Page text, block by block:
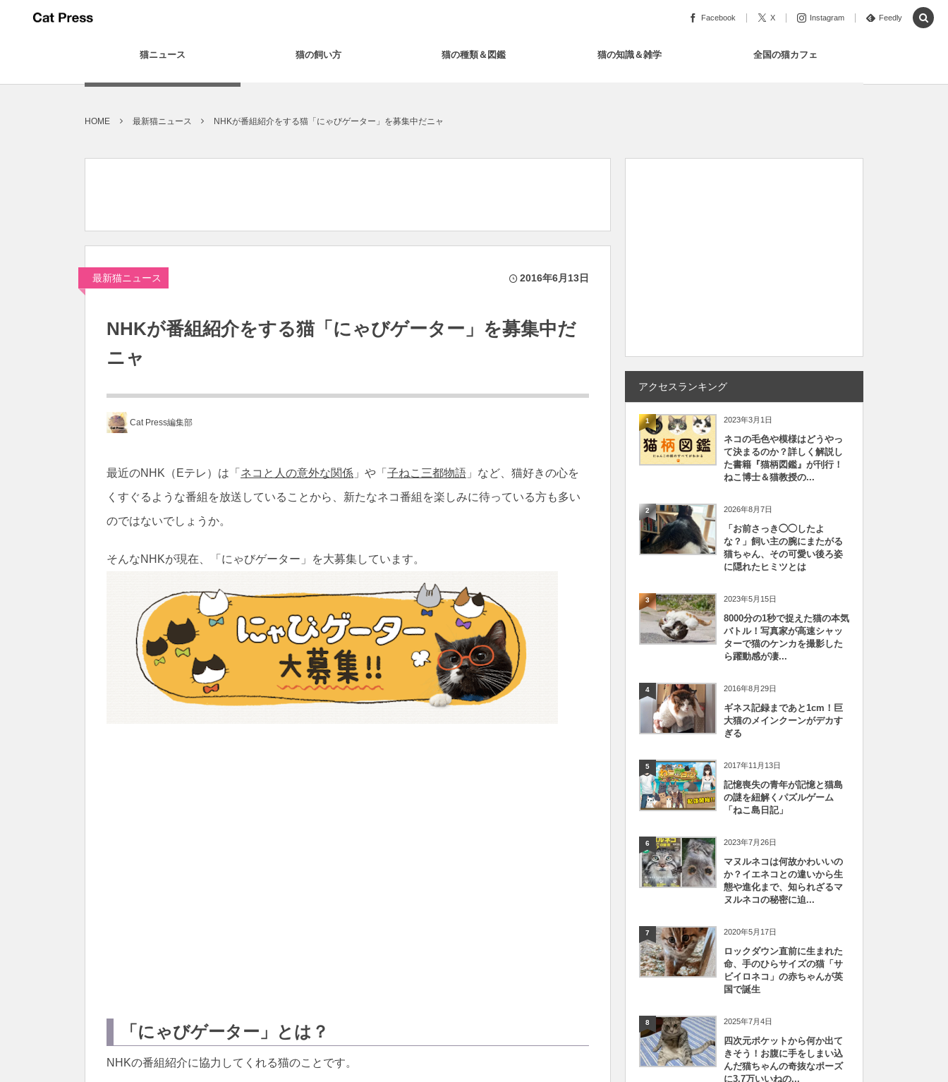
Facebook X Instagram Feedly
猫ニュース 猫の飼い方 猫の種類＆図鑑 猫の知識＆雑学 全国の猫カフェ
HOME 最新猫ニュース NHKが番組紹介をする猫「にゃびゲーター」を募集中だニャ
最新猫ニュース 2016年6月13日
NHKが番組紹介をする猫「にゃびゲーター」を募集中だ
ニャ
Cat Press編集部
最近のNHK（Eテレ）は「 ネコと人の意外な関係 」や「 子ねこ三都物語 」など、猫好きの心を
くすぐるような番組を放送していることから、新たなネコ番組を楽しみに待っている方も多い
のではないでしょうか。
そんなNHKが現在、「にゃびゲーター」を大募集しています。
「にゃびゲーター」とは？
NHKの番組紹介に協力してくれる猫のことです。
アクセスランキング
1 2023年3月1日
ネコの毛色や模様はどうやっ
て決まるのか？詳しく解説し
た書籍『猫柄図鑑』が刊行！
ねこ博士＆猫教授の...
2 2026年8月7日
「お前さっき◯◯したよ
な？」飼い主の腕にまたがる
猫ちゃん、その可愛い後ろ姿
に隠れたヒミツとは
3 2023年5月15日
8000分の1秒で捉えた猫の本気
バトル！写真家が高速シャッ
ターで猫のケンカを撮影した
ら躍動感が凄...
4 2016年8月29日
ギネス記録まであと1cm！巨
大猫のメインクーンがデカす
ぎる
5 2017年11月13日
記憶喪失の青年が記憶と猫島
の謎を紐解くパズルゲーム
「ねこ島日記」
6 2023年7月26日
マヌルネコは何故かわいいの
か？イエネコとの違いから生
態や進化まで、知られざるマ
ヌルネコの秘密に迫...
7 2020年5月17日
ロックダウン直前に生まれた
命、手のひらサイズの猫「サ
ビイロネコ」の赤ちゃんが英
国で誕生
8 2025年7月4日
四次元ポケットから何か出て
きそう！お腹に手をしまい込
んだ猫ちゃんの奇抜なポーズ
に3.7万いいねの...